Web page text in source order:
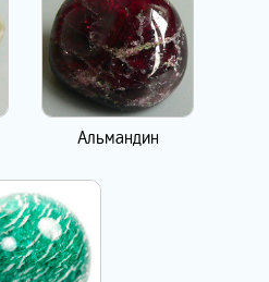
Альмандин